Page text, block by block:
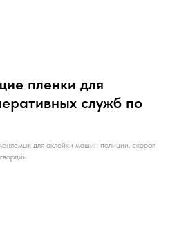
пленки для
служб по
для оклейки машин полиции, скорая